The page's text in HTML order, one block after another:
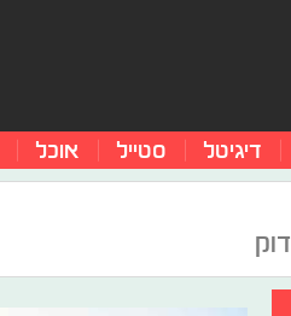
דיגיטל סטייל אוכל